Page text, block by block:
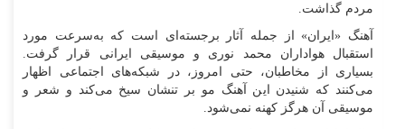
مردم گذاشت.
آهنگ «ایران» از جمله آثار برجسته‌ای است که به‌سرعت مورد
استقبال هواداران محمد نوری و موسیقی ایرانی قرار گرفت.
بسیاری از مخاطبان، حتی امروز، در شبکه‌های اجتماعی اظهار
می‌کنند که شنیدن این آهنگ مو بر تنشان سیخ می‌کند و شعر و
موسیقی آن هرگز کهنه نمی‌شود.